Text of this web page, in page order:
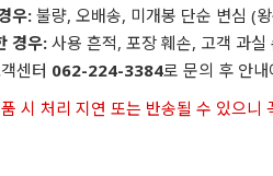
우:불량, 오배송, 미개봉 단순 변심 (
경우: 사용 흔적, 포장 훼손, 고객 과실
센터 062-224-3384로 문의 후 안내
시 처리 지연 또는 반송될 수 있으니